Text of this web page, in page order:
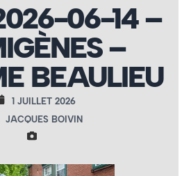
06-14 –
–
BEAULIEU
1 JUILLET 2026
JACQUES BOIVIN